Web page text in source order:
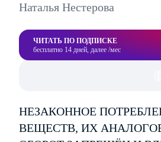
Наталья Нестерова
ЧИТАТЬ ПО ПОДПИСКЕ
бесплатно 14 дней, далее /мес
НЕЗАКОННОЕ
ВЕЩЕСТВ, ИХ